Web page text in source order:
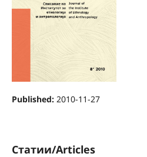
Published: 2010-11-27
Статии/Articles